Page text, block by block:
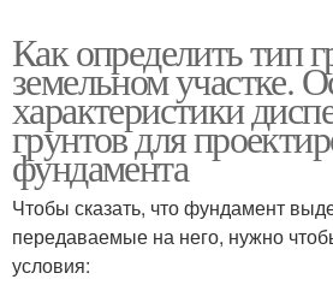
Как определить тип
земельном участке.
характеристики
грунтов для
фундамента
Чтобы сказать, что фундамент
передаваемые на него, нужно
условия: